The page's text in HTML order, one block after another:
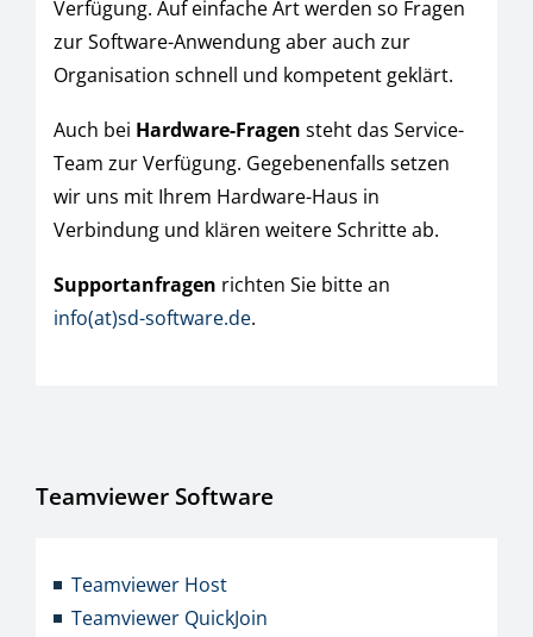
Verfügung. Auf einfache Art werden so Fragen
zur Software-Anwendung aber auch zur
Organisation schnell und kompetent geklärt.
Auch bei Hardware-Fragen steht das Service-
Team zur Verfügung. Gegebenenfalls setzen
wir uns mit Ihrem Hardware-Haus in
Verbindung und klären weitere Schritte ab.
Supportanfragen richten Sie bitte an
info(at)sd-software.de.
Teamviewer Software
Teamviewer Host
Teamviewer QuickJoin